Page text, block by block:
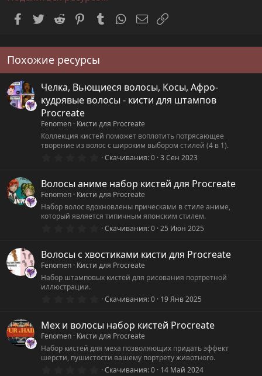
Facebook
Twitter Reddit PinterestTumblrWhatsAppЭлектронная почта
Похожие ресурсы
Челка, Вьющиеся волосы, Косы, Афро-
кудрявые волосы - кисти для штампов
Procreate
Fenomen Кисти для Procreate
Коллекция кистей поможет воплотить потрясающее
творение из волос с широким выбором стилей (4 в 1).
0
0
з
в
ё
з
Скачивания 0 3 Сен 2023
Волосы аниме набор кистей для Procreate
Fenomen Кисти для Procreate
Набор волос вдохновлены прическами в стиле аниме,
который является типичным японским стилем.
0
0
з
в
ё
Скачивания 0 25 Июн 2025
Волосы с хвостиками кисти для Procreate
Fenomen Кисти для Procreate
Набор штамповых кистей для рисования портретной
иллюстрации.
0
0
з
в
ё
з
Скачивания 0 19 Янв 2025
Мех и волосы набор кистей Procreate
Fenomen Кисти для Procreate
Набор кистей для меха позволяющих придать эффект
шерсти, пушистости вашему портрету животного.
0Скачивания 0 14 Май 2024